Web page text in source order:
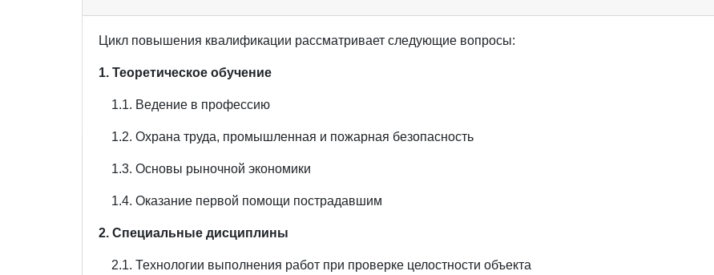
Цикл повышения квалификации рассматривает следующие вопросы:
1. Теоретическое обучение
1.1. Ведение в профессию
1.2. Охрана труда, промышленная и пожарная безопасность
1.3. Основы рыночной экономики
1.4. Оказание первой помощи пострадавшим
2. Специальные дисциплины
2.1. Технологии выполнения работ при проверке целостности объекта